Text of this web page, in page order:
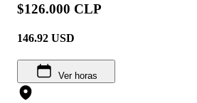
$126.000 CLP
146.92 USD
Ver horas